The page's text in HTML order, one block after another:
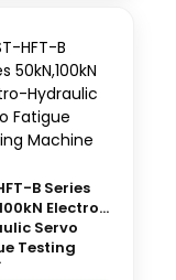
B Series
Electro-
Servo
Testing